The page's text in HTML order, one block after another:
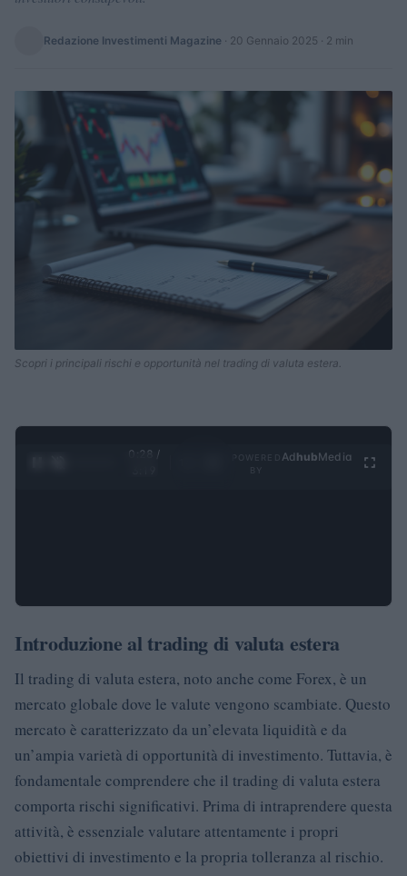
Redazione Investimenti Magazine · 20 Gennaio 2025 · 2 min
Scopri i principali rischi e opportunità nel trading di valuta estera.
0:28 /
Ad hubMedia
Introduzione al trading di valuta estera
Il trading di valuta estera, noto anche come Forex, è un
mercato globale dove le valute vengono scambiate. Questo
mercato è caratterizzato da un’elevata liquidità e da
un’ampia varietà di opportunità di investimento. Tuttavia, è
fondamentale comprendere che il trading di valuta estera
comporta rischi significativi. Prima di intraprendere questa
attività, è essenziale valutare attentamente i propri
obiettivi di investimento e la propria tolleranza al rischio.